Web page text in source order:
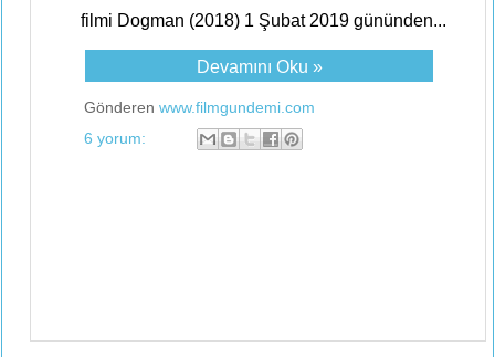
filmi Dogman (2018) 1 Şubat 2019 gününden...
Devamını Oku »
Gönderen www.filmgundemi.com
6 yorum: